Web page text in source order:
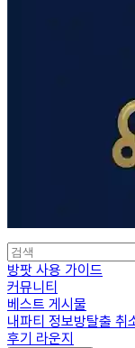
방팟 사용 가이드
커뮤니티
베스트 게시물
내파티 정보방탈출 취
후기 라운지